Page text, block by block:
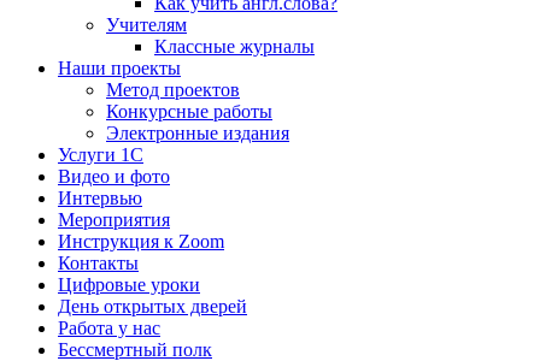
Учителям
Классные журналы
Наши проекты
Метод проектов
Конкурсные работы
Электронные издания
Услуги 1C
Видео и фото
Интервью
Мероприятия
Инструкция к Zoom
Контакты
Цифровые уроки
День открытых дверей
Работа у нас
Бессмертный полк